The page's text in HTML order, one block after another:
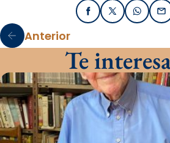
FacebookX / Twitter
Anterior
Te